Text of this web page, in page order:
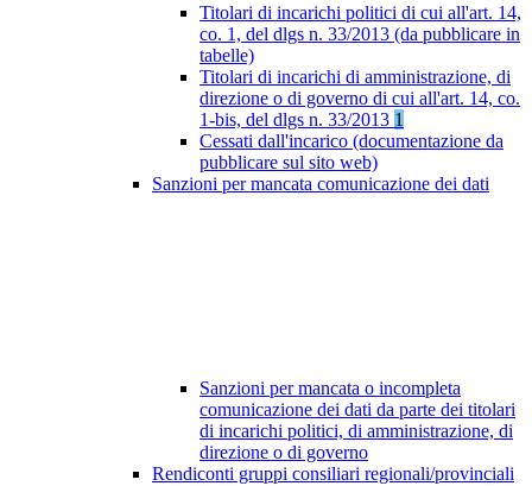
Titolari di incarichi politici di cui all'art. 14,
co. 1, del dlgs n. 33/2013 (da pubblicare in
tabelle)
Titolari di incarichi di amministrazione, di
direzione o di governo di cui all'art. 14, co.
1-bis, del dlgs n. 33/2013 1
Cessati dall'incarico (documentazione da
pubblicare sul sito web)
Sanzioni per mancata comunicazione dei dati
Sanzioni per mancata o incompleta
comunicazione dei dati da parte dei titolari
di incarichi politici, di amministrazione, di
direzione o di governo
Rendiconti gruppi consiliari regionali/provinciali